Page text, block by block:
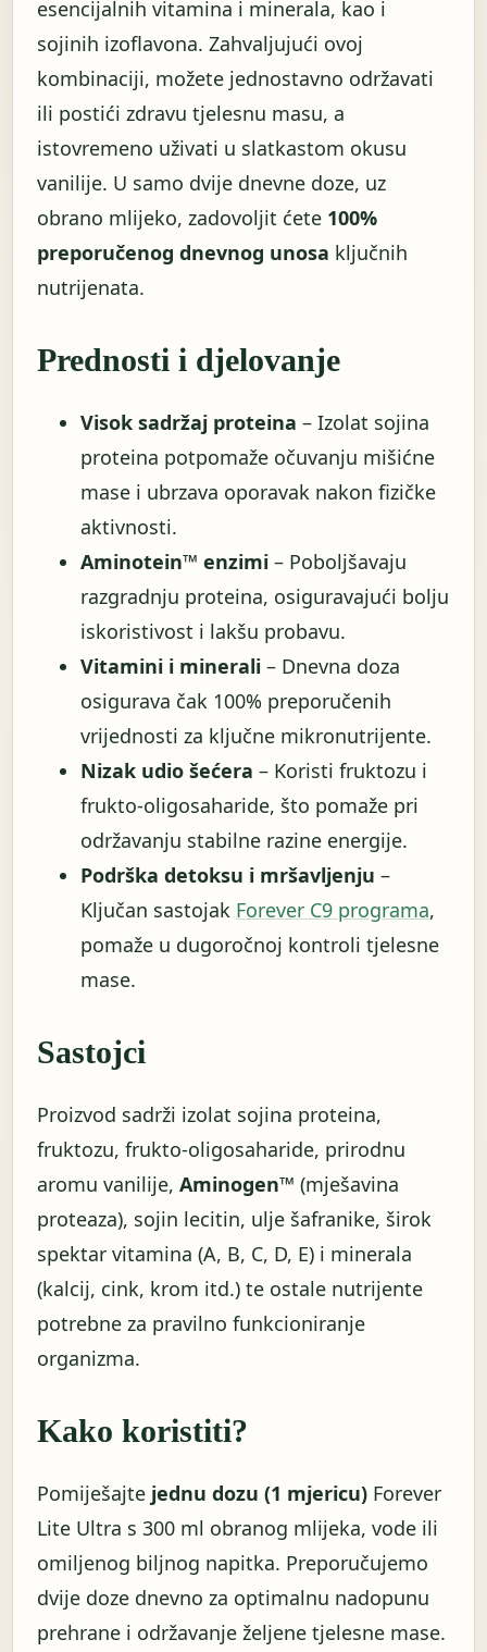
esencijalnih vitamina i minerala, kao i
sojinih izoflavona. Zahvaljujući ovoj
kombinaciji, možete jednostavno održavati
ili postići zdravu tjelesnu masu, a
istovremeno uživati u slatkastom okusu
vanilije. U samo dvije dnevne doze, uz
obrano mlijeko, zadovoljit ćete 100%
preporučenog dnevnog unosa ključnih
nutrijenata.
Prednosti i djelovanje
Visok sadržaj proteina – Izolat sojina
proteina potpomaže očuvanju mišićne
mase i ubrzava oporavak nakon fizičke
aktivnosti.
Aminotein™ enzimi – Poboljšavaju
razgradnju proteina, osiguravajući bolju
iskoristivost i lakšu probavu.
Vitamini i minerali – Dnevna doza
osigurava čak 100% preporučenih
vrijednosti za ključne mikronutrijente.
Nizak udio šećera – Koristi fruktozu i
frukto-oligosaharide, što pomaže pri
održavanju stabilne razine energije.
Podrška detoksu i mršavljenju –
Ključan sastojak Forever C9 programa,
pomaže u dugoročnoj kontroli tjelesne
mase.
Sastojci
Proizvod sadrži izolat sojina proteina,
fruktozu, frukto-oligosaharide, prirodnu
aromu vanilije, Aminogen™ (mješavina
proteaza), sojin lecitin, ulje šafranike, širok
spektar vitamina (A, B, C, D, E) i minerala
(kalcij, cink, krom itd.) te ostale nutrijente
potrebne za pravilno funkcioniranje
organizma.
Kako koristiti?
Pomiješajte jednu dozu (1 mjericu) Forever
Lite Ultra s 300 ml obranog mlijeka, vode ili
omiljenog biljnog napitka. Preporučujemo
dvije doze dnevno za optimalnu nadopunu
prehrane i održavanje željene tjelesne mase.